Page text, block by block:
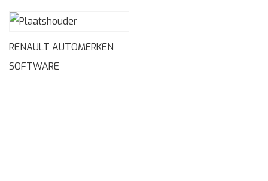
RENAULT AUTOMERKEN
SOFTWARE